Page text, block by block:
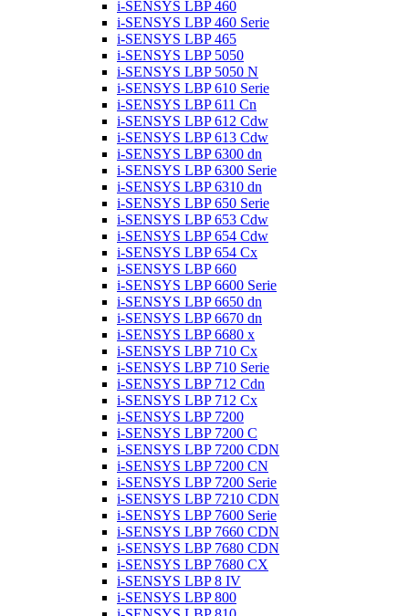
i-SENSYS LBP 460
i-SENSYS LBP 460 Serie
i-SENSYS LBP 465
i-SENSYS LBP 5050
i-SENSYS LBP 5050 N
i-SENSYS LBP 610 Serie
i-SENSYS LBP 611 Cn
i-SENSYS LBP 612 Cdw
i-SENSYS LBP 613 Cdw
i-SENSYS LBP 6300 dn
i-SENSYS LBP 6300 Serie
i-SENSYS LBP 6310 dn
i-SENSYS LBP 650 Serie
i-SENSYS LBP 653 Cdw
i-SENSYS LBP 654 Cdw
i-SENSYS LBP 654 Cx
i-SENSYS LBP 660
i-SENSYS LBP 6600 Serie
i-SENSYS LBP 6650 dn
i-SENSYS LBP 6670 dn
i-SENSYS LBP 6680 x
i-SENSYS LBP 710 Cx
i-SENSYS LBP 710 Serie
i-SENSYS LBP 712 Cdn
i-SENSYS LBP 712 Cx
i-SENSYS LBP 7200
i-SENSYS LBP 7200 C
i-SENSYS LBP 7200 CDN
i-SENSYS LBP 7200 CN
i-SENSYS LBP 7200 Serie
i-SENSYS LBP 7210 CDN
i-SENSYS LBP 7600 Serie
i-SENSYS LBP 7660 CDN
i-SENSYS LBP 7680 CDN
i-SENSYS LBP 7680 CX
i-SENSYS LBP 8 IV
i-SENSYS LBP 800